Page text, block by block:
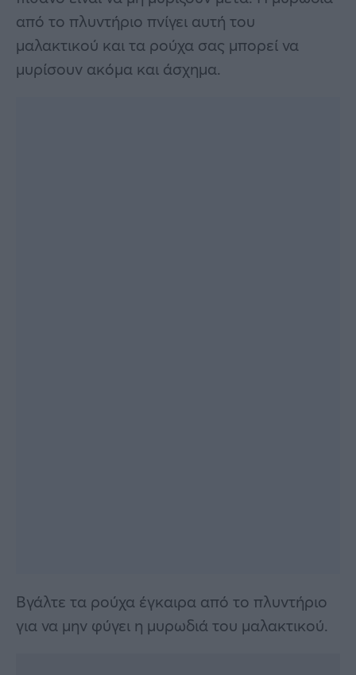
από το πλυντήριο πνίγει αυτή του
μαλακτικού και τα ρούχα σας μπορεί να
μυρίσουν ακόμα και άσχημα.
Βγάλτε τα ρούχα έγκαιρα από το πλυντήριο
για να μην φύγει η μυρωδιά του μαλακτικού.